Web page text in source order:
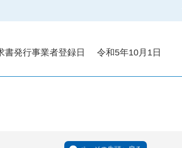
書発行事業者登録日 令和5年10月1日